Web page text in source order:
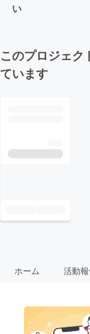
い
このプロジェク
ています
ホーム 活動